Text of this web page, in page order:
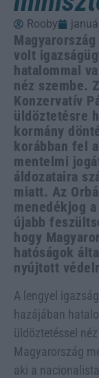
Rooby
volt
hatalommal
néz szembe.
Konzervatív
üldöztetésre
kormány
korábban fel
mentelmi
áldozataira
miatt. Az
menedékjog
újabb
hogy
hatóságok
nyújtott
A lengyel
hazájában
üldöztetéssel
Magyarország
aki a